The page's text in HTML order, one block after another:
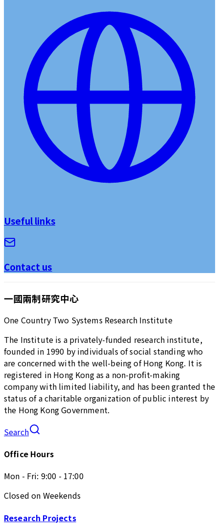
Useful links
Contact us
一國兩制研究中心
One Country Two Systems Research Institute
The Institute is a privately-funded research institute,
founded in 1990 by individuals of social standing who
are concerned with the well-being of Hong Kong. It is
registered in Hong Kong as a non-profit-making
company with limited liability, and has been granted the
status of a charitable organization of public interest by
the Hong Kong Government.
Search
Office Hours
Mon - Fri: 9:00 - 17:00
Closed on Weekends
Research Projects